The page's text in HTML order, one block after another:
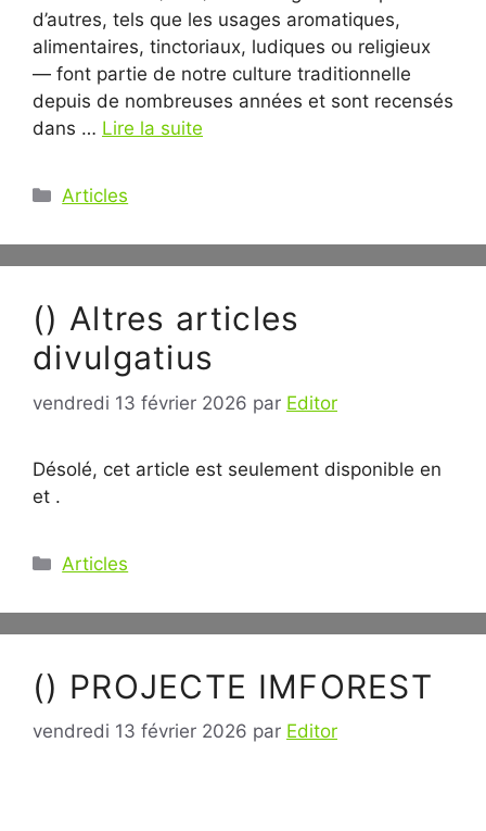
d’autres, tels que les usages aromatiques,
alimentaires, tinctoriaux, ludiques ou religieux
— font partie de notre culture traditionnelle
depuis de nombreuses années et sont recensés
dans … Lire la suite
Catégories
Articles
() Altres articles
divulgatius
vendredi 13 février 2026 par Editor
Désolé, cet article est seulement disponible en
et .
Catégories
Articles
() PROJECTE IMFOREST
vendredi 13 février 2026 par Editor